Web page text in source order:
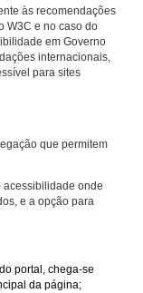
às recomendações
W3C e no caso do
em Governo
internacionais,
para sites
que permitem
acessibilidade onde
e a opção para
portal, chega-se
da página;